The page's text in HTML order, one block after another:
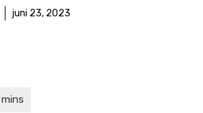
juni 23, 2023